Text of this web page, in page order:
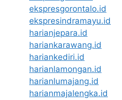
ekspresgorontalo.id
ekspresindramayu.id
harianjepara.id
hariankarawang.id
hariankediri.id
harianlamongan.id
harianlumajang.id
harianmajalengka.id